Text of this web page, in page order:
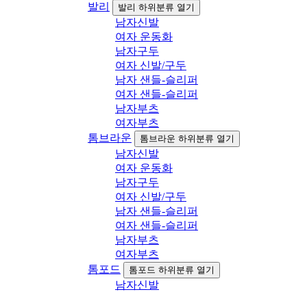
발리
발리 하위분류 열기
남자신발
여자 운동화
남자구두
여자 신발/구두
남자 샌들-슬리퍼
여자 샌들-슬리퍼
남자부츠
여자부츠
톰브라운
톰브라운 하위분류 열기
남자신발
여자 운동화
남자구두
여자 신발/구두
남자 샌들-슬리퍼
여자 샌들-슬리퍼
남자부츠
여자부츠
톰포드
톰포드 하위분류 열기
남자신발